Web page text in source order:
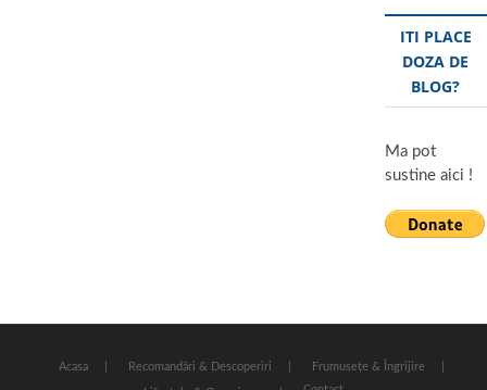
ITI PLACE
DOZA DE
BLOG?
Ma pot
sustine aici !
Acasa Recomandări & Descoperiri Frumusețe & Îngrijire